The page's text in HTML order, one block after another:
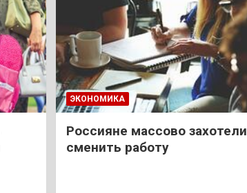
ЭКОНОМИКА
Россияне массово захотели
сменить работу